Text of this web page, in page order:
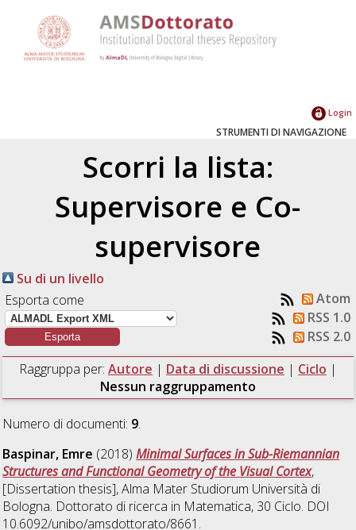
Login
STRUMENTI DI NAVIGAZIONE
Scorri la lista:
Supervisore e Co-
supervisore
Su di un livello
Esporta come
Atom
RSS 1.0
RSS 2.0
Raggruppa per: Autore | Data di discussione | Ciclo |
Nessun raggruppamento
Numero di documenti: 9.
Baspinar, Emre (2018)Minimal Surfaces in Sub-Riemannian
Structures and Functional Geometry of the Visual Cortex,
[Dissertation thesis], Alma Mater Studiorum Università di
Bologna. Dottorato di ricerca in Matematica, 30 Ciclo. DOI
10.6092/unibo/amsdottorato/8661.